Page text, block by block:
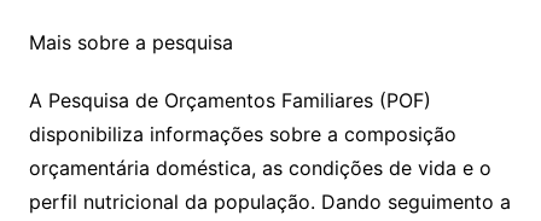
Mais sobre a pesquisa
A Pesquisa de Orçamentos Familiares (POF)
disponibiliza informações sobre a composição
orçamentária doméstica, as condições de vida e o
perfil nutricional da população. Dando seguimento a